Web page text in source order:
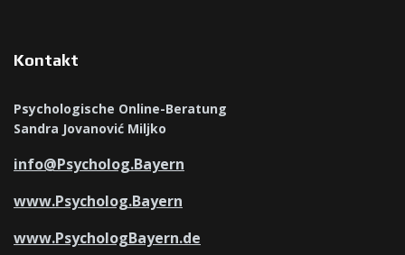
Kontakt
Psychologische Online-Beratung
Sandra Jovanović Miljko
info@Psycholog.Bayern
www.Psycholog.Bayern
www.PsychologBayern.de